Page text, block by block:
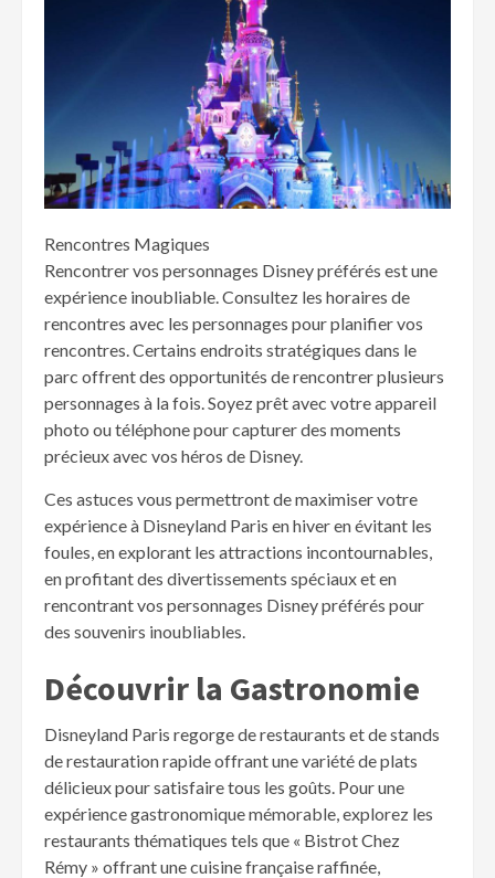
Rencontres Magiques
Rencontrer vos personnages Disney préférés est une
expérience inoubliable. Consultez les horaires de
rencontres avec les personnages pour planifier vos
rencontres. Certains endroits stratégiques dans le
parc offrent des opportunités de rencontrer plusieurs
personnages à la fois. Soyez prêt avec votre appareil
photo ou téléphone pour capturer des moments
précieux avec vos héros de Disney.
Ces astuces vous permettront de maximiser votre
expérience à Disneyland Paris en hiver en évitant les
foules, en explorant les attractions incontournables,
en profitant des divertissements spéciaux et en
rencontrant vos personnages Disney préférés pour
des souvenirs inoubliables.
Découvrir la Gastronomie
Disneyland Paris regorge de restaurants et de stands
de restauration rapide offrant une variété de plats
délicieux pour satisfaire tous les goûts. Pour une
expérience gastronomique mémorable, explorez les
restaurants thématiques tels que « Bistrot Chez
Rémy » offrant une cuisine française raffinée,